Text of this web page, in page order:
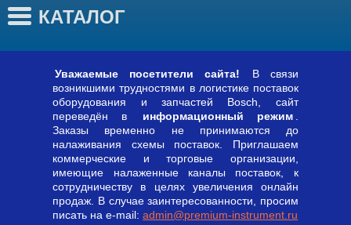
КАТАЛОГ
Уважаемые посетители сайта!
В связи
возникшими трудностями в логистике поставок
оборудования и запчастей Bosch, сайт
переведён в
информационный режим
Заказы временно не принимаются до
налаживания схемы поставок. Приглашаем
коммерческие и торговые организации,
имеющие налаженные каналы поставок, к
сотрудничеству в целях увеличения онлайн
продаж. В случае заинтересованности, просим
писать на e-mail:admin@premium-instrument.ru